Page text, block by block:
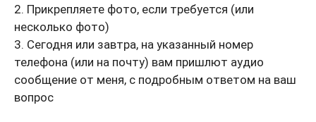
2. Прикрепляете фото, если требуется (или
несколько фото)
3. Сегодня или завтра, на указанный номер
телефона (или на почту) вам пришлют аудио
сообщение от меня, с подробным ответом на ваш
вопрос